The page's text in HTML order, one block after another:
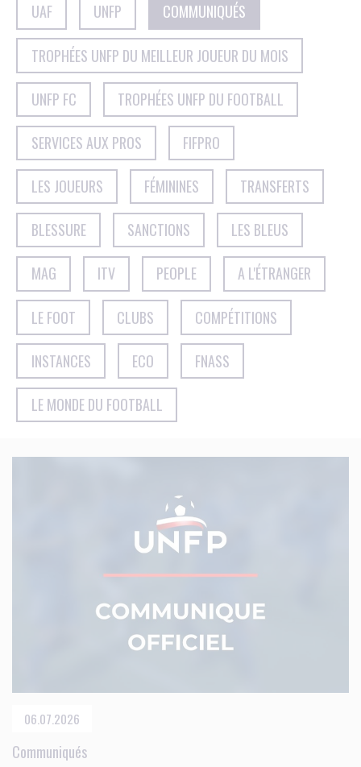
UAF UNFP COMMUNIQUÉS
TROPHÉES UNFP DU MEILLEUR JOUEUR DU MOIS
UNFP FC TROPHÉES UNFP DU FOOTBALL
SERVICES AUX PROS FIFPRO
LES JOUEURS FÉMININES TRANSFERTS
BLESSURE SANCTIONS LES BLEUS
MAG ITV PEOPLE A L'ÉTRANGER
LE FOOT CLUBS COMPÉTITIONS
INSTANCES ECO FNASS
LE MONDE DU FOOTBALL
06.07.2026
Communiqués